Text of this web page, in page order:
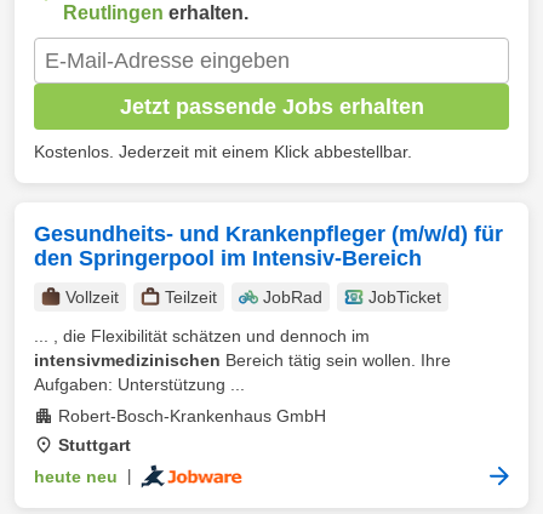
Reutlingen erhalten.
Jetzt passende Jobs erhalten
Kostenlos. Jederzeit mit einem Klick abbestellbar.
Gesundheits- und Krankenpfleger (m/w/d) für
den Springerpool im Intensiv-Bereich
Vollzeit Teilzeit JobRad
JobTicket
... , die Flexibilität schätzen und dennoch im
intensivmedizinischen Bereich tätig sein wollen. Ihre
Aufgaben: Unterstützung ...
Robert-Bosch-Krankenhaus GmbH
Stuttgart
heute neu